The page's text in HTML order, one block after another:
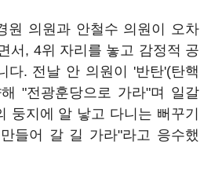
원 의원과 안철수 의원이 오차
서, 4위 자리를 놓고 감정적 공
다. 전날 안 의원이 '반탄'(탄핵
"전광훈당으로 가라"며 일갈
둥지에 알 낳고 다니는 뻐꾸기
들어 갈 길 가라"라고 응수했